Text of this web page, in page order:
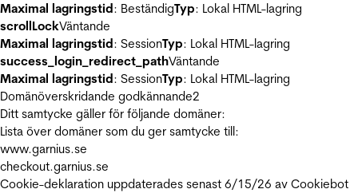
Maximal lagringstid: BeständigTyp: Lokal HTML-lagring
scrollLockVäntande
Maximal lagringstid: SessionTyp: Lokal HTML-lagring
success_login_redirect_pathVäntande
Maximal lagringstid: SessionTyp: Lokal HTML-lagring
Domänöverskridande godkännande2
Ditt samtycke gäller för följande domäner:
Lista över domäner som du ger samtycke till:
www.garnius.se
checkout.garnius.se
Cookie-deklaration uppdaterades senast 6/15/26 av Cookiebot